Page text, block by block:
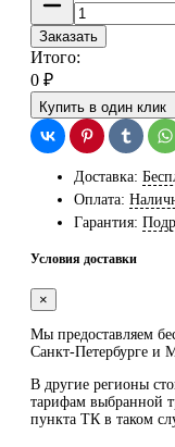
Заказать
Итого:
0 ₽
Купить в один клик
Доставка:
Оплата:
Гарантия:
Условия доставки
×
Мы предоставляем
Санкт-Петербурге и
В другие регионы
тарифам выбранной
пункта ТК в таком